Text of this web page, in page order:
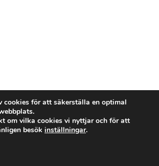
cookies för att säkerställa en optimal
om vilka cookies vi nyttjar och för att
besök inställningar.